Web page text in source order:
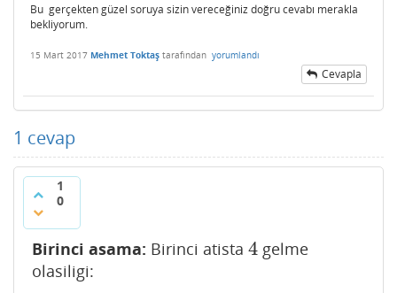
Bu gerçekten güzel soruya sizin vereceğiniz doğru cevabı merakla
bekliyorum.
15 Mart 2017 Mehmet Toktaş tarafından yorumlandı
Cevapla
1 cevap
1
0
Birinci asama: Birinci atista 4
4 gelme
olasiligi: